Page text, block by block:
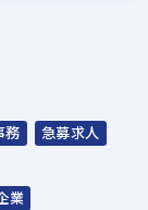
お待ちく
ありま
務
急募求人
業